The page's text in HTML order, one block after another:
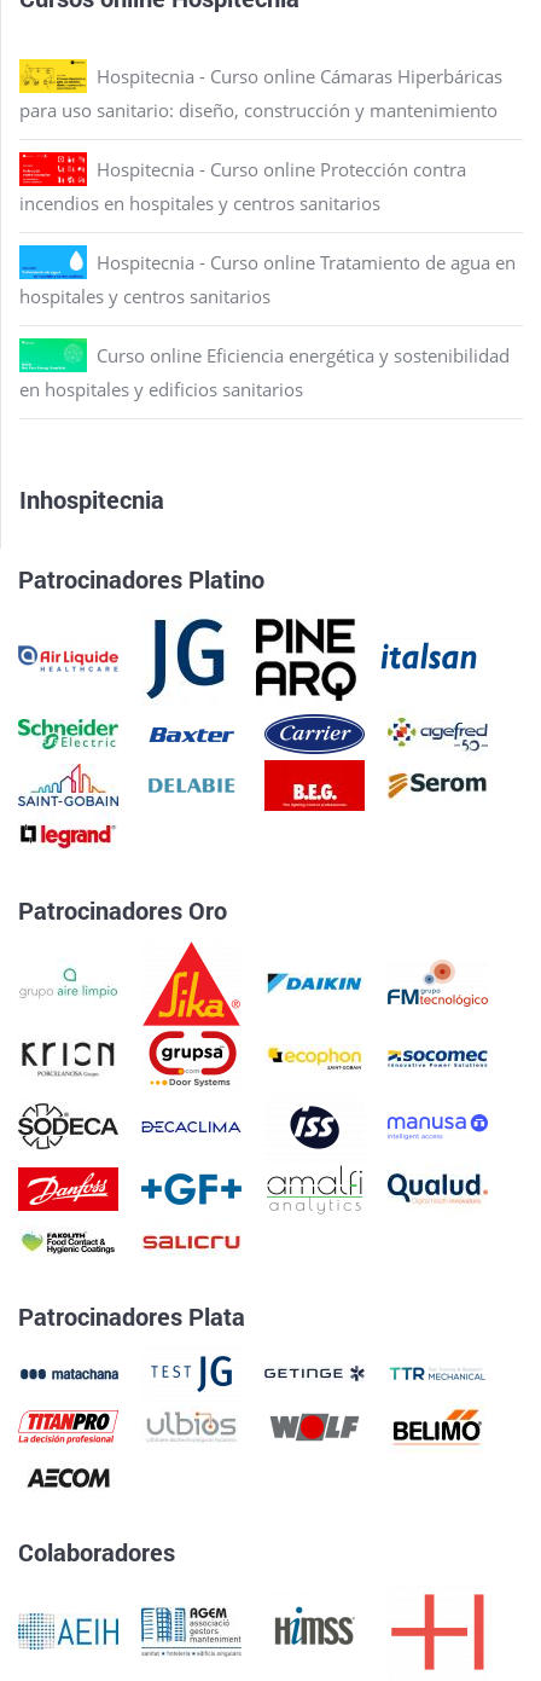
Hospitecnia - Curso online Cámaras Hiperbáricas
para uso sanitario: diseño, construcción y mantenimiento
Hospitecnia - Curso online Protección contra
incendios en hospitales y centros sanitarios
Hospitecnia - Curso online Tratamiento de agua en
hospitales y centros sanitarios
Curso online Eficiencia energética y sostenibilidad
en hospitales y edificios sanitarios
Inhospitecnia
Patrocinadores Platino
Patrocinadores Oro
Patrocinadores Plata
Colaboradores